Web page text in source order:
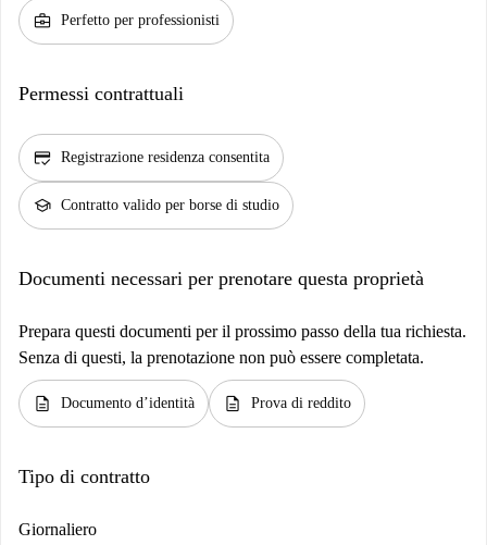
business_center Perfetto per professionisti
Permessi contrattuali
credit_score Registrazione residenza consentita
school Contratto valido per borse di studio
Documenti necessari per prenotare questa proprietà
Prepara questi documenti per il prossimo passo della tua richiesta.
Senza di questi, la prenotazione non può essere completata.
description Documento d’identità description Prova di reddito
Tipo di contratto
Giornaliero